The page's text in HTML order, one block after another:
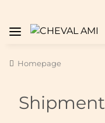
Homepage
Shipment